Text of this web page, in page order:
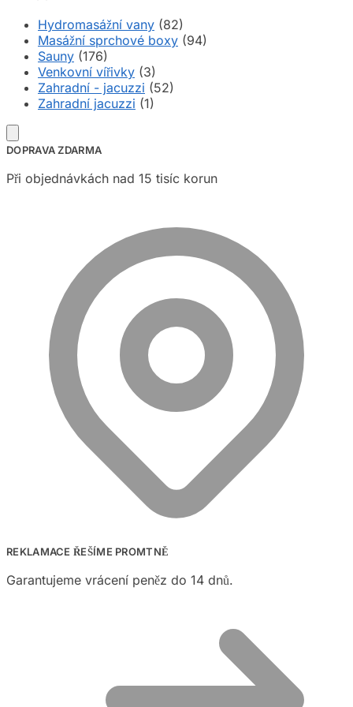
Hydromasážní vany (82)
Masážní sprchové boxy (94)
Sauny (176)
Venkovní vířivky (3)
Zahradní - jacuzzi (52)
Zahradní jacuzzi (1)
DOPRAVA ZDARMA
Při objednávkách nad 15 tisíc korun
REKLAMACE ŘEŠÍME PROMTNĚ
Garantujeme vrácení peněz do 14 dnů.